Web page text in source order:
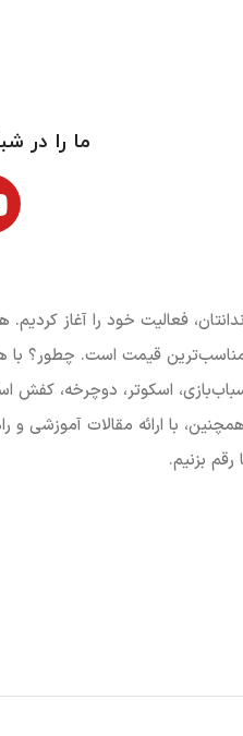
ما را در
فعالیت خود را آغاز
مناسب‌ترین قیمت است. چطور؟ با
اسکوتر، دوچرخه، کفش
با ارائه مقالات آموزشی و
بزنیم.